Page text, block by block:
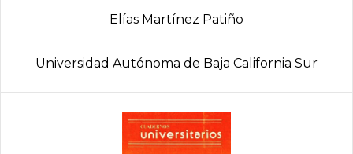
Elí­as Martí­nez Patiño
Universidad Autónoma de Baja California Sur